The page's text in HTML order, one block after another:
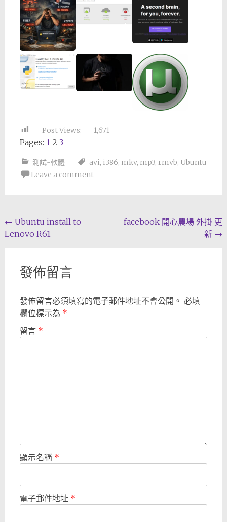
Post Views: 1,671
Pages: 1 2 3
測試-軟體 avi, i386, mkv, mp3, rmvb, Ubuntu
Leave a comment
Post
navigation
← Ubuntu install to
Lenovo R61
facebook 開心農場 外掛 更
新 →
發佈留言
發佈留言必須填寫的電子郵件地址不會公開。 必填
欄位標示為 *
留言 *
顯示名稱 *
電子郵件地址 *